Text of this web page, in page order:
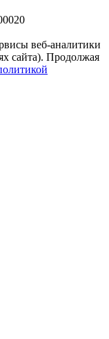
веб-аналитики
сайта). Продолжая